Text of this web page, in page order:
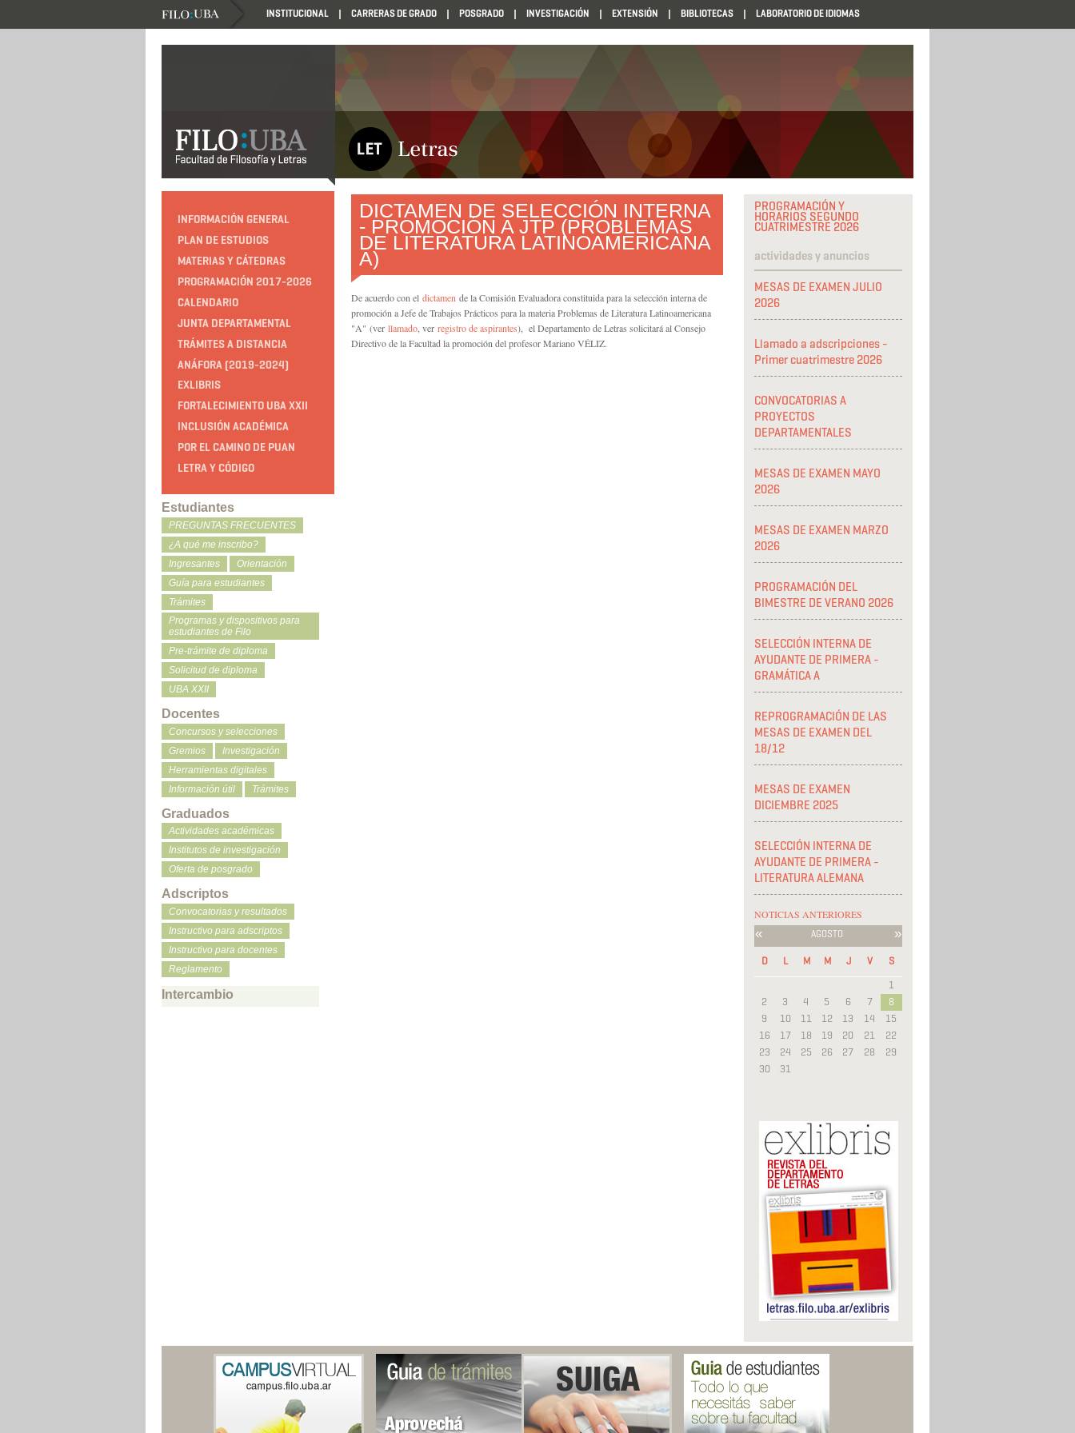
INSTITUCIONAL CARRERAS DE GRADO POSGRADO INVESTIGACIÓN EXTENSIÓN BIBLIOTECAS LABORATORIO DE IDIOMAS
INFORMACIÓN GENERAL
PLAN DE ESTUDIOS
MATERIAS Y CÁTEDRAS
PROGRAMACIÓN 2017-2026
CALENDARIO
JUNTA DEPARTAMENTAL
TRÁMITES A DISTANCIA
ANÁFORA (2019-2024)
EXLIBRIS
FORTALECIMIENTO UBA XXII
INCLUSIÓN ACADÉMICA
POR EL CAMINO DE PUAN
LETRA Y CÓDIGO
Estudiantes
PREGUNTAS FRECUENTES
¿A qué me inscribo?
Ingresantes
Orientación
Guía para estudiantes
Trámites
Programas y dispositivos para
estudiantes de Filo
Pre-trámite de diploma
Solicitud de diploma
UBA XXII
Docentes
Concursos y selecciones
Gremios
Investigación
Herramientas digitales
Información útil
Trámites
Graduados
Actividades académicas
Institutos de investigación
Oferta de posgrado
Adscriptos
Convocatorias y resultados
Instructivo para adscriptos
Instructivo para docentes
Reglamento
Intercambio
PROGRAMACIÓN Y
HORARIOS SEGUNDO
CUATRIMESTRE 2026
actividades y anuncios
MESAS DE EXAMEN JULIO
2026
Llamado a adscripciones -
Primer cuatrimestre 2026
CONVOCATORIAS A
PROYECTOS
DEPARTAMENTALES
MESAS DE EXAMEN MAYO
2026
MESAS DE EXAMEN MARZO
2026
PROGRAMACIÓN DEL
BIMESTRE DE VERANO 2026
SELECCIÓN INTERNA DE
AYUDANTE DE PRIMERA -
GRAMÁTICA A
REPROGRAMACIÓN DE LAS
MESAS DE EXAMEN DEL
18/12
MESAS DE EXAMEN
DICIEMBRE 2025
SELECCIÓN INTERNA DE
AYUDANTE DE PRIMERA -
LITERATURA ALEMANA
NOTICIAS ANTERIORES
« AGOSTO »
D L M M J V
S
1
2
3 4 5 6 7
8
9
10 11 12 13 14
15
16
17 18 19 20 21
22
23
24 25 26 27 28
29
30
31
DICTAMEN DE SELECCIÓN INTERNA
- PROMOCIÓN A JTP (PROBLEMAS
DE LITERATURA LATINOAMERICANA
A)
De acuerdo con el dictamen de la Comisión Evaluadora constituida para la selección interna de
promoción a Jefe de Trabajos Prácticos para la materia Problemas de Literatura Latinoamericana
"A" (ver llamado , ver registro de aspirantes) , el Departamento de Letras solicitará al Consejo
Directivo de la Facultad la promoción del profesor Mariano VÉLIZ.